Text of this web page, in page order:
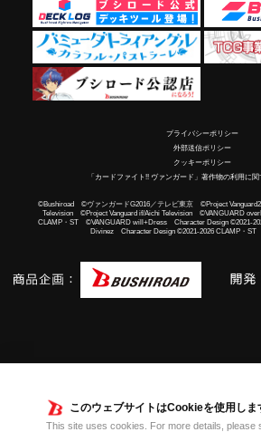
このウェブサイトはCookieを使用しま
This site uses cookies. For more details, please
プライバシーポリシー
外部送信ポリシー
クッキーポリシー
「カードファイト!! ヴァンガード」著作物の利用に
©Bushiroad ©ヴァンガードG2016／テレビ東京 ©Project
Television ©Project Vanguard if/Aichi Television ©VANGUARD
CLAMP・ST ©VANGUARD will+Dress Character Design ©2021-
Divinez Character Design ©2021-2026 CLAMP・ST